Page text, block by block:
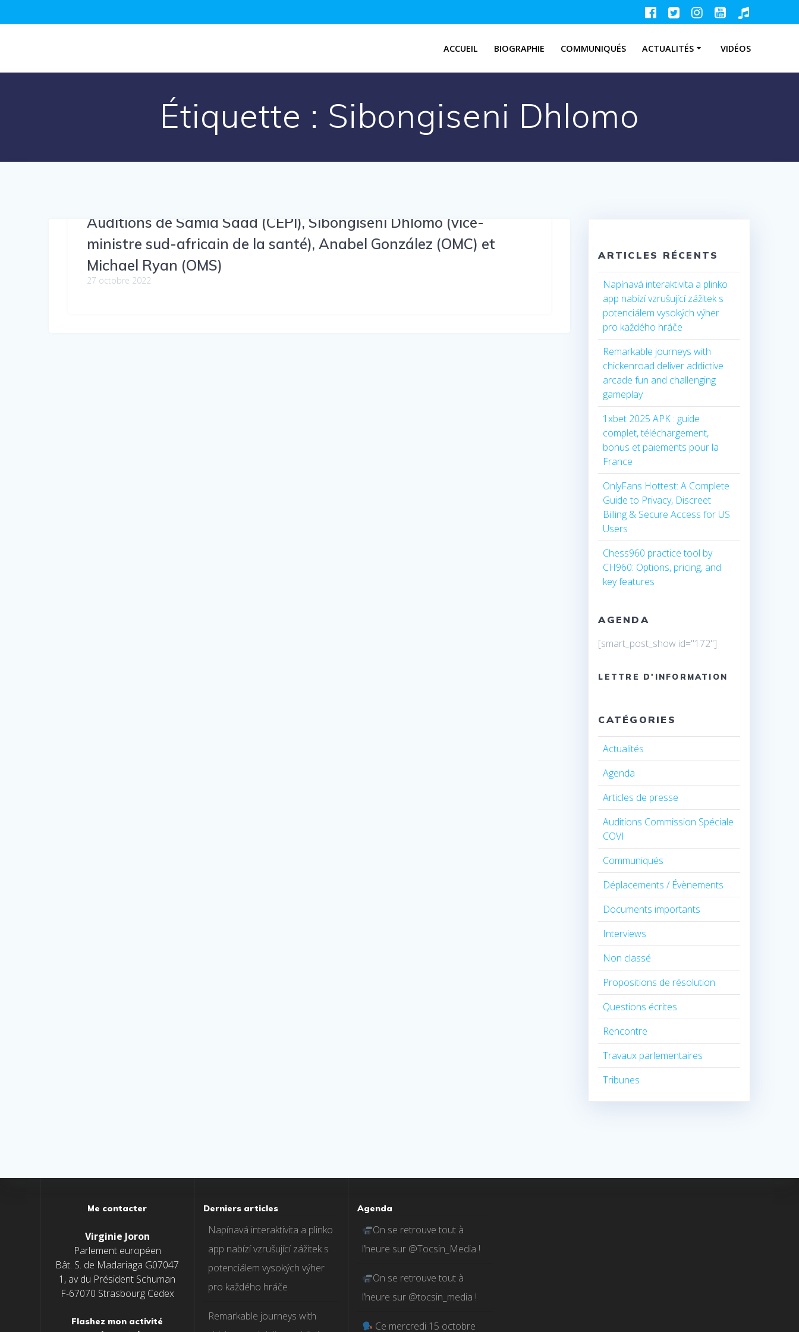
au
ACCUEIL BIOGRAPHIE COMMUNIQUÉS ACTUALITÉS VIDÉOS
Étiquette : Sibongiseni Dhlomo
Auditions de Samia Saad (CEPI), Sibongiseni Dhlomo (vice-
ministre sud-africain de la santé), Anabel González (OMC) et
Michael Ryan (OMS)
27 octobre 2022
ARTICLES RÉCENTS
Napínavá interaktivita a plinko
app nabízí vzrušující zážitek s
potenciálem vysokých výher
pro každého hráče
Remarkable journeys with
chickenroad deliver addictive
arcade fun and challenging
gameplay
1xbet 2025 APK : guide
complet, téléchargement,
bonus et paiements pour la
France
OnlyFans Hottest: A Complete
Guide to Privacy, Discreet
Billing & Secure Access for US
Users
Chess960 practice tool by
CH960: Options, pricing, and
key features
AGENDA
[smart_post_show id="172"]
LETTRE D'INFORMATION
CATÉGORIES
Actualités
Agenda
Articles de presse
Auditions Commission Spéciale
COVI
Communiqués
Déplacements / Évènements
Documents importants
Interviews
Non classé
Propositions de résolution
Questions écrites
Rencontre
Travaux parlementaires
Tribunes
Me contacter
Virginie Joron
Parlement européen
Bât. S. de Madariaga G07047
1, av du Président Schuman
F-67070 Strasbourg Cedex
Flashez mon activité
Derniers articles
Napínavá interaktivita a plinko
app nabízí vzrušující zážitek s
potenciálem vysokých výher
pro každého hráče
Remarkable journeys with
Agenda
On se retrouve tout à
l’heure sur @Tocsin_Media !
On se retrouve tout à
l’heure sur @tocsin_media !
Ce mercredi 15 octobre